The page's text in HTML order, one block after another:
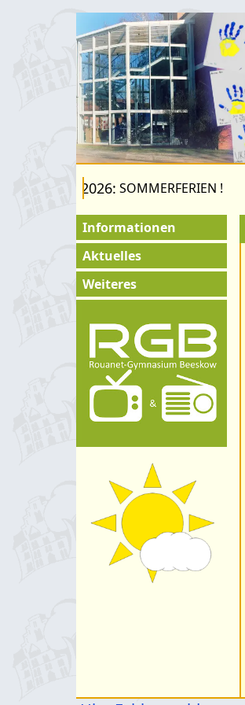
2026:SOMMERFERIEN !
Informationen
Für Besucher
Schulfamilie
Fachräume
Ganztag
UNESCO
Klimaparlament
Aktuelles
Exkursionen
Konzerte &
Ausstellungen
Wettkämpfe &
Olympiaden
Schüleraustausch
Projektwoche
Weitere
Veranstaltungen
Weiteres
Kontakt
Organigramm
Schulprogramm
Hygienekonzept